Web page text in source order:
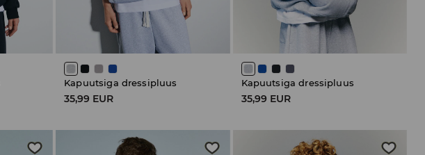
Kapuutsiga dressipluus
35,99 EUR
Kapuutsiga dressipluus
35,99 EUR